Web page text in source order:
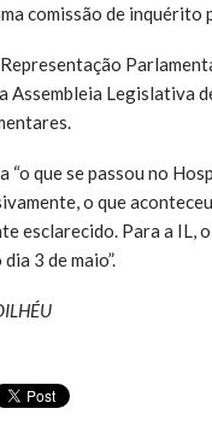
comissão de inquérito
Assembleia Legislativa
“o que se passou no
o que
esclarecido. Para a IL,
3 de maio”.